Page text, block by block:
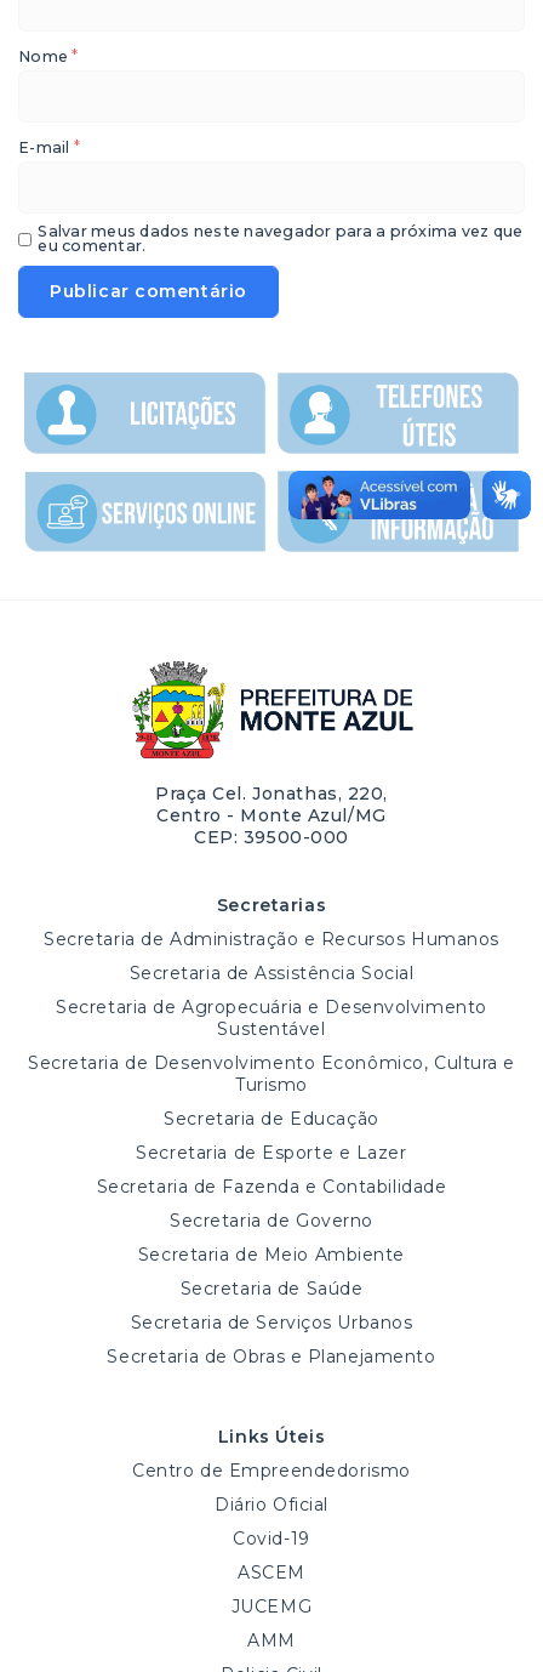
Nome*
E-mail *
Salvar meus dados neste navegador para a próxima vez que
eu comentar.
Praça Cel. Jonathas, 220,
Centro - Monte Azul/MG
CEP: 39500-000
Secretarias
Secretaria de Administração e Recursos Humanos
Secretaria de Assistência Social
Secretaria de Agropecuária e Desenvolvimento
Sustentável
Secretaria de Desenvolvimento Econômico, Cultura e
Turismo
Secretaria de Educação
Secretaria de Esporte e Lazer
Secretaria de Fazenda e Contabilidade
Secretaria de Governo
Secretaria de Meio Ambiente
Secretaria de Saúde
Secretaria de Serviços Urbanos
Secretaria de Obras e Planejamento
Links Úteis
Centro de Empreendedorismo
Diário Oficial
Covid-19
ASCEM
JUCEMG
AMM